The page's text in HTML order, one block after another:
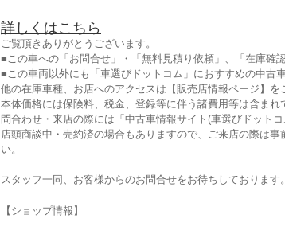
詳しくはこちら
ご覧頂きありがとうございます。
■この車への「お問合せ」・「無料見積り依頼」、「在庫確
■この車両以外にも「車選びドットコム」におすすめの中古
他の在庫車種、お店へのアクセスは【販売店情報ページ】を
本体価格には保険料、税金、登録等に伴う諸費用等は含まれ
問合わせ・来店の際には「中古車情報サイト(車選びドットコ
店頭商談中・売約済の場合もありますので、ご来店の際は
い。
スタッフ一同、お客様からのお問合せをお待ちしております。
【ショップ情報】